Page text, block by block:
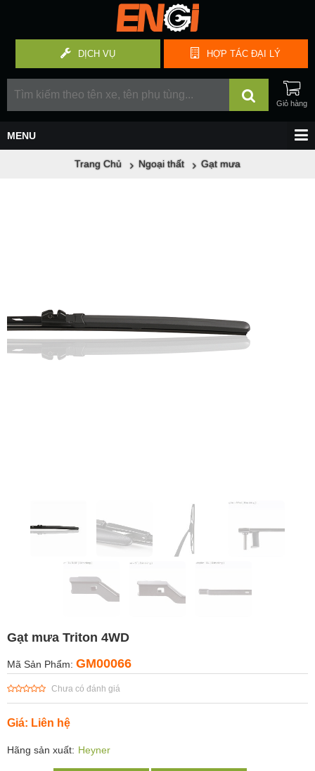
HỢP TÁC ĐẠI LÝ
DỊCH VỤ
Trang Chủ Ngoại thất Gạt mưa
Gạt mưa Triton 4WD
Mã Sản Phẩm: GM00066
Chưa có đánh giá
Giá: Liên hệ
Hãng sản xuất: Heyner